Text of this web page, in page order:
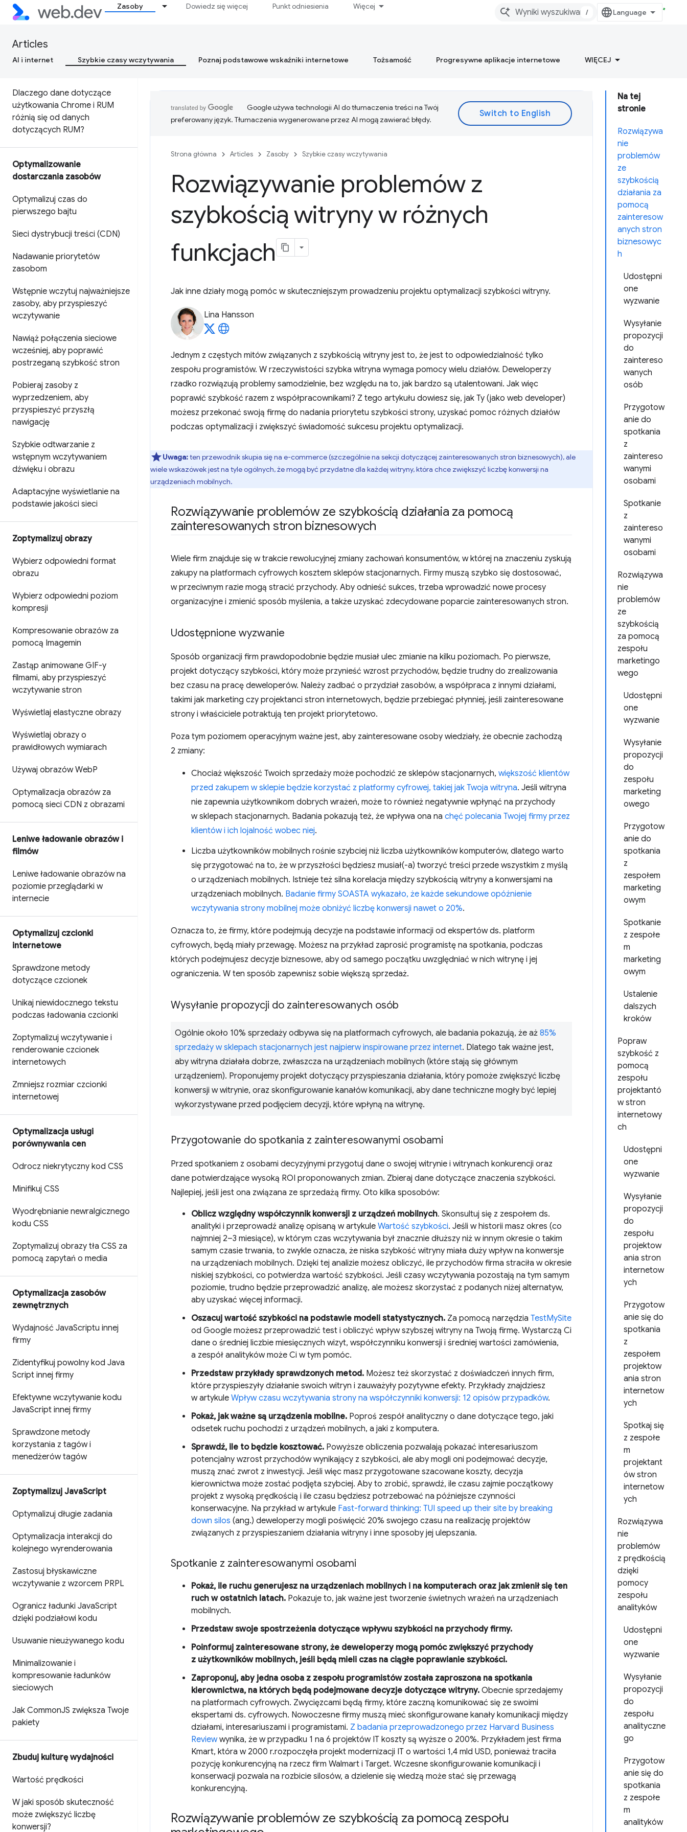
Zasoby Dowiedz się więcej Punkt odniesienia Więcej
/
Articles
AI i internet Szybkie czasy wczytywania Poznaj podstawowe wskaźniki internetowe Tożsamość Progresywne aplikacje internetowe WIĘCEJ
terenie
polowe mogą się różnić (oraz
co należy zrobić w związku z
Dlaczego dane dotyczące
użytkowania Chrome i RUM
różnią się od danych
dotyczących RUM?
Optymalizowanie
dostarczania zasobów
Optymalizuj czas do
pierwszego bajtu
Sieci dystrybucji treści (CDN)
Nadawanie priorytetów
zasobom
Wstępnie wczytuj najważniejsze
zasoby, aby przyspieszyć
wczytywanie
Nawiąż połączenia sieciowe
wcześniej, aby poprawić
postrzeganą szybkość stron
Pobieraj zasoby z
wyprzedzeniem, aby
przyspieszyć przyszłą
nawigację
Szybkie odtwarzanie z
wstępnym wczytywaniem
dźwięku i obrazu
Adaptacyjne wyświetlanie na
podstawie jakości sieci
Zoptymalizuj obrazy
Wybierz odpowiedni format
obrazu
Wybierz odpowiedni poziom
kompresji
Kompresowanie obrazów za
pomocą Imagemin
Zastąp animowane GIF-y
filmami, aby przyspieszyć
wczytywanie stron
Wyświetlaj elastyczne obrazy
Wyświetlaj obrazy o
prawidłowych wymiarach
Używaj obrazów WebP
Optymalizacja obrazów za
pomocą sieci CDN z obrazami
Leniwe ładowanie obrazów i
filmów
Leniwe ładowanie obrazów na
poziomie przeglądarki w
internecie
Optymalizuj czcionki
internetowe
Sprawdzone metody
dotyczące czcionek
Unikaj niewidocznego tekstu
podczas ładowania czcionki
Zoptymalizuj wczytywanie i
renderowanie czcionek
internetowych
Zmniejsz rozmiar czcionki
internetowej
Optymalizacja usługi
porównywania cen
Odrocz niekrytyczny kod CSS
Minifikuj CSS
Wyodrębnianie newralgicznego
kodu CSS
Zoptymalizuj obrazy tła CSS za
pomocą zapytań o media
Optymalizacja zasobów
zewnętrznych
Wydajność JavaScriptu innej
firmy
Zidentyfikuj powolny kod Java
Script innej firmy
Efektywne wczytywanie kodu
JavaScript innej firmy
Sprawdzone metody
korzystania z tagów i
menedżerów tagów
Zoptymalizuj JavaScript
Optymalizuj długie zadania
Optymalizacja interakcji do
kolejnego wyrenderowania
Zastosuj błyskawiczne
wczytywanie z wzorcem PRPL
Ogranicz ładunki JavaScript
dzięki podziałowi kodu
Usuwanie nieużywanego kodu
Minimalizowanie i
kompresowanie ładunków
sieciowych
Jak CommonJS zwiększa Twoje
pakiety
Zbuduj kulturę wydajności
Wartość prędkości
W jaki sposób skuteczność
może zwiększyć liczbę
konwersji?
Na tej
stronie
Rozwiązywa
nie
problemów
ze
szybkością
działania za
pomocą
zainteresow
anych stron
biznesowyc
h
Udostępni
one
wyzwanie
Wysyłanie
propozycji
do
zaintereso
wanych
osób
Przygotow
anie do
spotkania
z
zaintereso
wanymi
osobami
Spotkanie
z
zaintereso
wanymi
osobami
Rozwiązywa
nie
problemów
ze
szybkością
za pomocą
zespołu
marketingo
wego
Udostępni
one
wyzwanie
Wysyłanie
propozycji
do
zespołu
marketing
owego
Przygotow
anie do
spotkania
z
zespołem
marketing
owym
Spotkanie
z zespołe
m
marketing
owym
Ustalenie
dalszych
kroków
Popraw
szybkość z
pomocą
zespołu
projektantó
w stron
internetowy
ch
Udostępni
one
wyzwanie
Wysyłanie
propozycji
do
zespołu
projektow
ania stron
internetow
ych
Przygotow
anie się do
spotkania
z
zespołem
projektow
ania stron
internetow
ych
Spotkaj się
z zespołe
m
projektant
ów stron
internetow
ych
Rozwiązywa
nie
problemów
z prędkością
dzięki
pomocy
zespołu
analityków
Udostępni
one
wyzwanie
Wysyłanie
propozycji
do
zespołu
analityczne
go
Przygotow
anie się do
spotkania
z zespołe
m
analityków
Google używa technologii AI do tłumaczenia treści na Twój
preferowany język. Tłumaczenia wygenerowane przez AI mogą zawierać błędy.
Strona główna Articles Zasoby Szybkie czasy wczytywania
Rozwiązywanie problemów z
szybkością witryny w różnych
funkcjach
Jak inne działy mogą pomóc w skuteczniejszym prowadzeniu projektu optymalizacji szybkości witryny.
Lina Hansson
Jednym z częstych mitów związanych z szybkością witryny jest to, że jest to odpowiedzialność tylko
zespołu programistów. W rzeczywistości szybka witryna wymaga pomocy wielu działów. Deweloperzy
rzadko rozwiązują problemy samodzielnie, bez względu na to, jak bardzo są utalentowani. Jak więc
poprawić szybkość razem z współpracownikami? Z tego artykułu dowiesz się, jak Ty (jako web developer)
możesz przekonać swoją firmę do nadania priorytetu szybkości strony, uzyskać pomoc różnych działów
podczas optymalizacji i zwiększyć świadomość sukcesu projektu optymalizacji.
Uwaga:ten przewodnik skupia się na e-commerce (szczególnie na sekcji dotyczącej zainteresowanych stron biznesowych), ale
wiele wskazówek jest na tyle ogólnych, że mogą być przydatne dla każdej witryny, która chce zwiększyć liczbę konwersji na
urządzeniach mobilnych.
Rozwiązywanie problemów ze szybkością działania za pomocą
zainteresowanych stron biznesowych
Wiele firm znajduje się w trakcie rewolucyjnej zmiany zachowań konsumentów, w której na znaczeniu zyskują
zakupy na platformach cyfrowych kosztem sklepów stacjonarnych. Firmy muszą szybko się dostosować,
w przeciwnym razie mogą stracić przychody. Aby odnieść sukces, trzeba wprowadzić nowe procesy
organizacyjne i zmienić sposób myślenia, a także uzyskać zdecydowane poparcie zainteresowanych stron.
Udostępnione wyzwanie
Sposób organizacji firm prawdopodobnie będzie musiał ulec zmianie na kilku poziomach. Po pierwsze,
projekt dotyczący szybkości, który może przynieść wzrost przychodów, będzie trudny do zrealizowania
bez czasu na pracę deweloperów. Należy zadbać o przydział zasobów, a współpraca z innymi działami,
takimi jak marketing czy projektanci stron internetowych, będzie przebiegać płynniej, jeśli zainteresowane
strony i właściciele potraktują ten projekt priorytetowo.
Poza tym poziomem operacyjnym ważne jest, aby zainteresowane osoby wiedziały, że obecnie zachodzą
2 zmiany:
Chociaż większość Twoich sprzedaży może pochodzić ze sklepów stacjonarnych, większość klientów
przed zakupem w sklepie będzie korzystać z platformy cyfrowej, takiej jak Twoja witryna. Jeśli witryna
nie zapewnia użytkownikom dobrych wrażeń, może to również negatywnie wpłynąć na przychody
w sklepach stacjonarnych. Badania pokazują też, że wpływa ona na chęć polecania Twojej firmy przez
klientów i ich lojalność wobec niej.
Liczba użytkowników mobilnych rośnie szybciej niż liczba użytkowników komputerów, dlatego warto
się przygotować na to, że w przyszłości będziesz musiał(-a) tworzyć treści przede wszystkim z myślą
o urządzeniach mobilnych. Istnieje też silna korelacja między szybkością witryny a konwersjami na
urządzeniach mobilnych. Badanie firmy SOASTA wykazało, że każde sekundowe opóźnienie
wczytywania strony mobilnej może obniżyć liczbę konwersji nawet o 20%.
Oznacza to, że firmy, które podejmują decyzje na podstawie informacji od ekspertów ds. platform
cyfrowych, będą miały przewagę. Możesz na przykład zaprosić programistę na spotkania, podczas
których podejmujesz decyzje biznesowe, aby od samego początku uwzględniać w nich witrynę i jej
ograniczenia. W ten sposób zapewnisz sobie większą sprzedaż.
Wysyłanie propozycji do zainteresowanych osób
Ogólnie około 10% sprzedaży odbywa się na platformach cyfrowych, ale badania pokazują, że aż 85%
sprzedaży w sklepach stacjonarnych jest najpierw inspirowane przez internet. Dlatego tak ważne jest,
aby witryna działała dobrze, zwłaszcza na urządzeniach mobilnych (które stają się głównym
urządzeniem). Proponujemy projekt dotyczący przyspieszania działania, który pomoże zwiększyć liczbę
konwersji w witrynie, oraz skonfigurowanie kanałów komunikacji, aby dane techniczne mogły być lepiej
wykorzystywane przed podjęciem decyzji, które wpłyną na witrynę.
Przygotowanie do spotkania z zainteresowanymi osobami
Przed spotkaniem z osobami decyzyjnymi przygotuj dane o swojej witrynie i witrynach konkurencji oraz
dane potwierdzające wysoką ROI proponowanych zmian. Zbieraj dane dotyczące znaczenia szybkości.
Najlepiej, jeśli jest ona związana ze sprzedażą firmy. Oto kilka sposobów:
Oblicz względny współczynnik konwersji z urządzeń mobilnych. Skonsultuj się z zespołem ds.
analityki i przeprowadź analizę opisaną w artykule Wartość szybkości. Jeśli w historii masz okres (co
najmniej 2–3 miesiące), w którym czas wczytywania był znacznie dłuższy niż w innym okresie o takim
samym czasie trwania, to zwykle oznacza, że niska szybkość witryny miała duży wpływ na konwersje
na urządzeniach mobilnych. Dzięki tej analizie możesz obliczyć, ile przychodów firma straciła w okresie
niskiej szybkości, co potwierdza wartość szybkości. Jeśli czasy wczytywania pozostają na tym samym
poziomie, trudno będzie przeprowadzić analizę, ale możesz skorzystać z podanych niżej alternatyw,
aby uzyskać więcej informacji.
Oszacuj wartość szybkości na podstawie modeli statystycznych. Za pomocą narzędzia TestMySite
od Google możesz przeprowadzić test i obliczyć wpływ szybszej witryny na Twoją firmę. Wystarczą Ci
dane o średniej liczbie miesięcznych wizyt, współczynniku konwersji i średniej wartości zamówienia,
a zespół analityków może Ci w tym pomóc.
Przedstaw przykłady sprawdzonych metod. Możesz też skorzystać z doświadczeń innych firm,
które przyspieszyły działanie swoich witryn i zauważyły pozytywne efekty. Przykłady znajdziesz
w artykule Wpływ czasu wczytywania strony na współczynniki konwersji: 12 opisów przypadków.
Pokaż, jak ważne są urządzenia mobilne. Poproś zespół analityczny o dane dotyczące tego, jaki
odsetek ruchu pochodzi z urządzeń mobilnych, a jaki z komputera.
Sprawdź, ile to będzie kosztować. Powyższe obliczenia pozwalają pokazać interesariuszom
potencjalny wzrost przychodów wynikający z szybkości, ale aby mogli oni podejmować decyzje,
muszą znać zwrot z inwestycji. Jeśli więc masz przygotowane szacowane koszty, decyzja
kierownictwa może zostać podjęta szybciej. Aby to zrobić, sprawdź, ile czasu zajmie początkowy
projekt z wysoką prędkością i ile czasu będziesz potrzebować na późniejsze czynności
konserwacyjne. Na przykład w artykule Fast-forward thinking: TUI speed up their site by breaking
down silos (ang.) deweloperzy mogli poświęcić 20% swojego czasu na realizację projektów
związanych z przyspieszaniem działania witryny i inne sposoby jej ulepszania.
Spotkanie z zainteresowanymi osobami
Pokaż, ile ruchu generujesz na urządzeniach mobilnych i na komputerach oraz jak zmienił się ten
ruch w ostatnich latach. Pokazuje to, jak ważne jest tworzenie świetnych wrażeń na urządzeniach
mobilnych.
Przedstaw swoje spostrzeżenia dotyczące wpływu szybkości na przychody firmy.
Poinformuj zainteresowane strony, że deweloperzy mogą pomóc zwiększyć przychody
z użytkowników mobilnych, jeśli będą mieli czas na ciągłe poprawianie szybkości.
Zaproponuj, aby jedna osoba z zespołu programistów została zaproszona na spotkania
kierownictwa, na których będą podejmowane decyzje dotyczące witryny. Obecnie sprzedajemy
na platformach cyfrowych. Zwycięzcami będą firmy, które zaczną komunikować się ze swoimi
ekspertami ds. cyfrowych. Nowoczesne firmy muszą mieć skonfigurowane kanały komunikacji między
działami, interesariuszami i programistami. Z badania przeprowadzonego przez Harvard Business
Reviewwynika, że w przypadku 1 na 6 projektów IT koszty są wyższe o 200%. Przykładem jest firma
Kmart, która w 2000 r.rozpoczęła projekt modernizacji IT o wartości 1,4 mld USD, ponieważ traciła
pozycję konkurencyjną na rzecz firm Walmart i Target. Wczesne skonfigurowanie komunikacji i
konserwacji pozwala na rozbicie silosów, a dzielenie się wiedzą może stać się przewagą
konkurencyjną.
Rozwiązywanie problemów ze szybkością za pomocą zespołu